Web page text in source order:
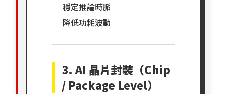
穩定推論時脈
降低功耗波動
3. AI 晶片封裝（Chip
/ Package Level）